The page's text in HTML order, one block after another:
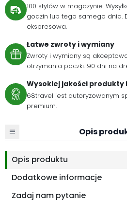
100 stylów w magazynie.
godzin lub tego samego dnia.
ekspresowa.
Łatwe zwroty i wymiany
Zwroty i wymiany są
otrzymania paczki. 90 dni na
Wysokiej jakości produkty
68travel jest autoryzowanym
premium.
Opis
Opis produktu
Dodatkowe informacje
Zadaj nam pytanie